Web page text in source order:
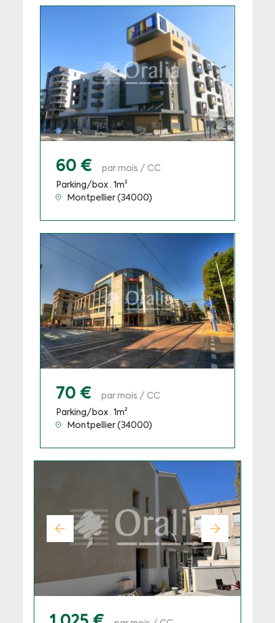
60 €
par mois / CC
Parking/box · 1m²
Montpellier (34000)
70 €
par mois / CC
Parking/box · 1m²
Montpellier (34000)